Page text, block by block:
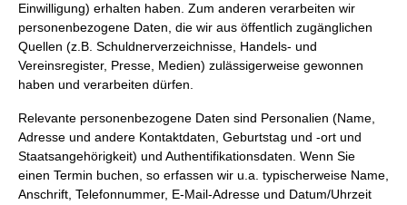
Einwilligung) erhalten haben. Zum anderen verarbeiten wir
personenbezogene Daten, die wir aus öffentlich zugänglichen
Quellen (z.B. Schuldnerverzeichnisse, Handels- und
Vereinsregister, Presse, Medien) zulässigerweise gewonnen
haben und verarbeiten dürfen.
Relevante personenbezogene Daten sind Personalien (Name,
Adresse und andere Kontaktdaten, Geburtstag und -ort und
Staatsangehörigkeit) und Authentifikationsdaten. Wenn Sie
einen Termin buchen, so erfassen wir u.a. typischerweise Name,
Anschrift, Telefonnummer, E-Mail-Adresse und Datum/Uhrzeit